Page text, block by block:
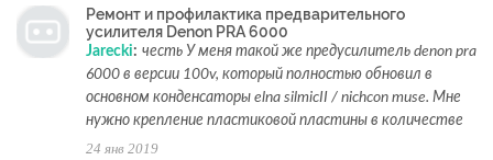
Ремонт и профилактика предварительного
усилителя Denon PRA 6000
Jarecki: честь У меня такой же предусилитель denon pra
6000 в версии 100v, который полностью обновил в
основном конденсаторы elna silmicII / nichcon muse. Мне
нужно крепление пластиковой пластины в количестве
24 янв 2019